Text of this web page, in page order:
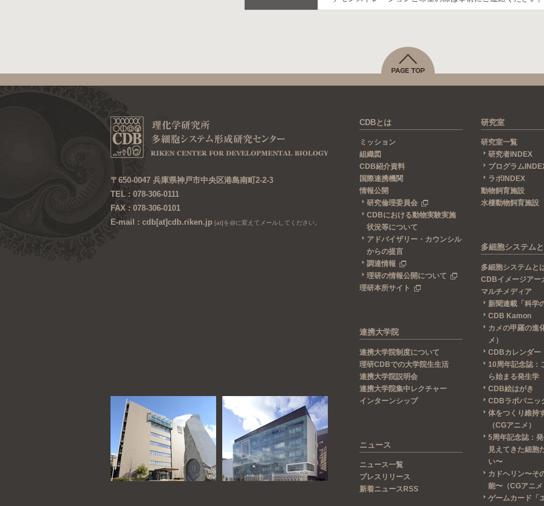
〒650-0047 兵庫県神戸市中央区港島南町2-2-3
TEL : 078-306-0111
FAX : 078-306-0101
E-mail : cdb[at]cdb.riken.jp [at]を@に変えてメールしてください。
CDBとは
ミッション
組織図
CDB紹介資料
国際連携機関
情報公開
研究倫理委員会
CDBにおける動物実験実施
状況等について
アドバイザリー・カウンシル
からの提言
調達情報
理研の情報公開について
理研本所サイト
連携大学院
連携大学院制度について
理研CDBでの大学院生生活
連携大学院説明会
連携大学院集中レクチャー
インターンシップ
ニュース
ニュース一覧
プレスリリース
新着ニュースRSS
研究室
研究室一覧
研究者INDEX
プログラム
ラボINDEX
動物飼育施設
水棲動物飼育施設
多細胞システム
多細胞システムと
CDBイメージアー
マルチメディア
新聞連載「科学
CDB Kamon
カメの甲羅の進
メ）
CDBカレンダー
10周年記念誌：
ら始まる発生学
CDB絵はがき
CDBラボパニッ
体をつくり維持
（CGアニメ）
5周年記念誌：
見えてきた細胞
い〜
カドヘリン〜そ
能〜（CGアニメ
ゲームカード「